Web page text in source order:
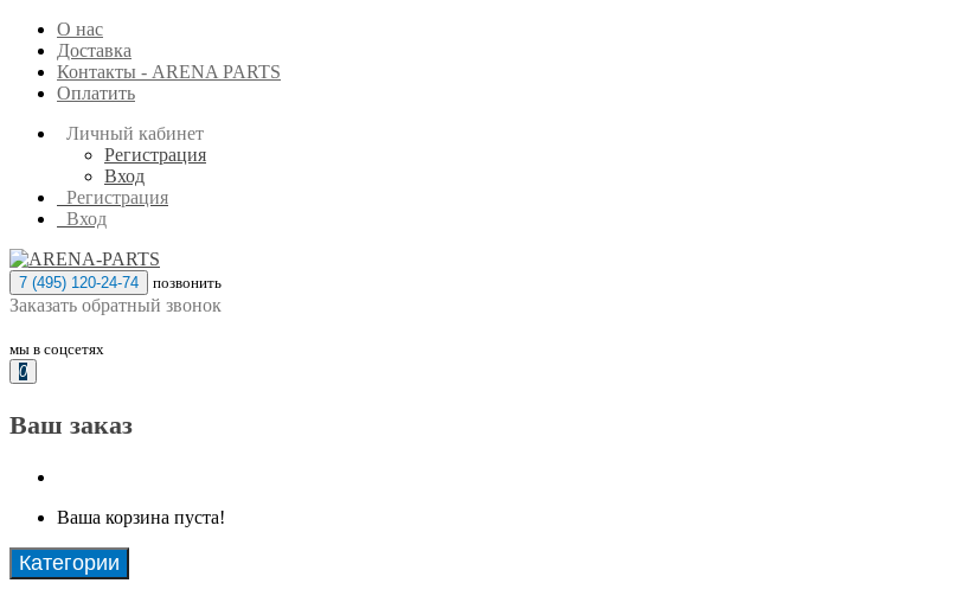
О нас
Доставка
Контакты - ARENA PARTS
Оплатить
Личный кабинет
Регистрация
Вход
Регистрация
Вход
7 (495) 120-24-74 позвонить
Заказать обратный звонок
мы в соцсетях
0
Ваш заказ
Ваша корзина пуста!
Категории